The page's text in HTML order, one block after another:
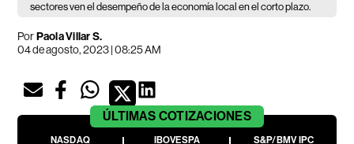
sectores ven el desempeño de la economía local en el corto plazo.
PorPaola Villar S.
04 de agosto, 2023 | 08:25 AM
ÚLTIMAS COTIZACIONES
NASDAQ
IBOVESPA
S&P/BMV IPC